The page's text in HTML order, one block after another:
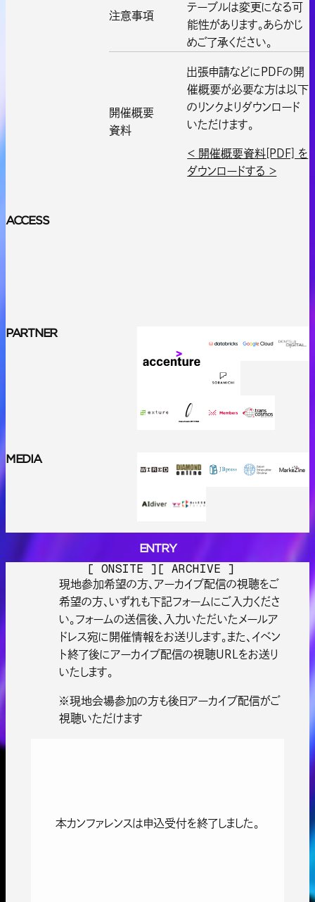
注意事項
テーブルは変更になる可
能性があります。あらかじ
めご了承ください。
開催概要
資料
出張申請などにPDFの開
催概要が必要な方は以下
のリンクよりダウンロード
いただけます。
＜ 開催概要資料[PDF] を
ダウンロードする ＞
ACCESS
PARTNER
MEDIA
ENTRY
ENTRY
[ ONSITE ][ ARCHIVE ]
現地参加希望の方、アーカイブ配信の視聴をご
希望の方、いずれも下記フォームにご入力くださ
い。フォームの送信後、入力いただいたメールア
ドレス宛に開催情報をお送りします。また、イベン
ト終了後にアーカイブ配信の視聴URLをお送り
いたします。
※現地会場参加の方も後日アーカイブ配信がご
視聴いただけます
本カンファレンスは申込受付を終了しました。